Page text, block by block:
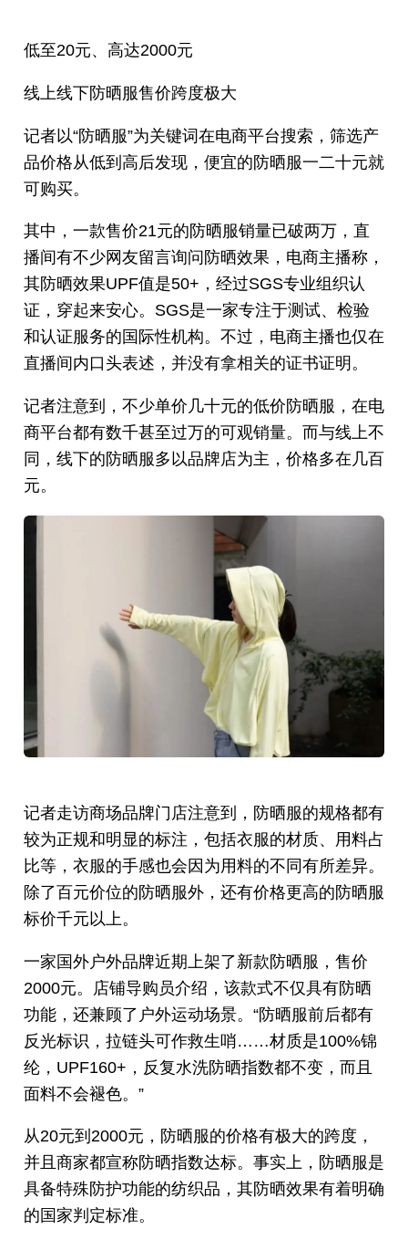
低至20元、高达2000元
线上线下防晒服售价跨度极大
记者以“防晒服”为关键词在电商平台搜索，筛选产
品价格从低到高后发现，便宜的防晒服一二十元就
可购买。
其中，一款售价21元的防晒服销量已破两万，直
播间有不少网友留言询问防晒效果，电商主播称，
其防晒效果UPF值是50+，经过SGS专业组织认
证，穿起来安心。SGS是一家专注于测试、检验
和认证服务的国际性机构。不过，电商主播也仅在
直播间内口头表述，并没有拿相关的证书证明。
记者注意到，不少单价几十元的低价防晒服，在电
商平台都有数千甚至过万的可观销量。而与线上不
同，线下的防晒服多以品牌店为主，价格多在几百
元。
记者走访商场品牌门店注意到，防晒服的规格都有
较为正规和明显的标注，包括衣服的材质、用料占
比等，衣服的手感也会因为用料的不同有所差异。
除了百元价位的防晒服外，还有价格更高的防晒服
标价千元以上。
一家国外户外品牌近期上架了新款防晒服，售价
2000元。店铺导购员介绍，该款式不仅具有防晒
功能，还兼顾了户外运动场景。“防晒服前后都有
反光标识，拉链头可作救生哨……材质是100%锦
纶，UPF160+，反复水洗防晒指数都不变，而且
面料不会褪色。”
从20元到2000元，防晒服的价格有极大的跨度，
并且商家都宣称防晒指数达标。事实上，防晒服是
具备特殊防护功能的纺织品，其防晒效果有着明确
的国家判定标准。